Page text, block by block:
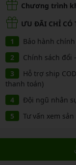
Chương trình
ƯU ĐÃI CHỈ CÓ
Bảo hành
Chính sách đổi
Hỗ trợ ship
thanh toán)
Đội ngũ nhân
Tư vấn xem